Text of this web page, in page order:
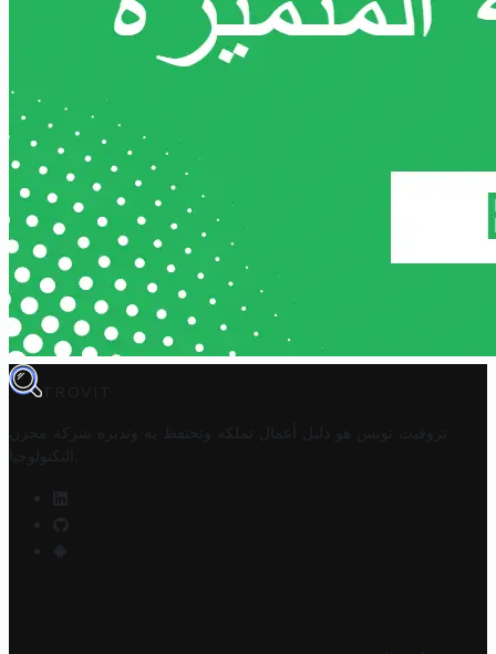
TROVIT
تروفيت تونس هو دليل أعمال تملكه وتحتفظ به وتديره
شركة مخزن
التكنولوجيا